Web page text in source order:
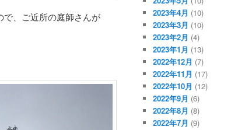
、ご近所の庭師さんが
2023年4月 (10)
2023年3月 (10)
2023年2月 (4)
2023年1月 (13)
2022年12月 (7)
2022年11月 (17)
2022年10月 (12)
2022年9月 (6)
2022年8月 (8)
2022年7月 (9)